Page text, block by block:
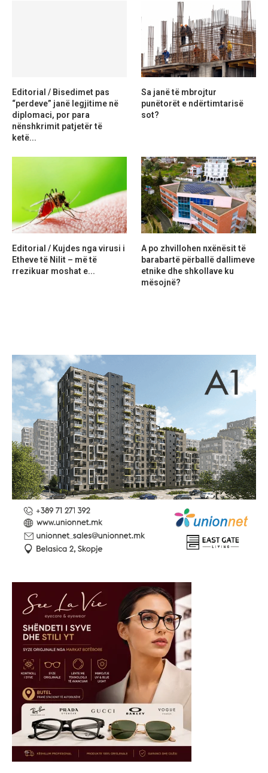
Editorial / Bisedimet pas
“perdeve” janë legjitime në
diplomaci, por para
nënshkrimit patjetër të
ketë...
Sa janë të mbrojtur
punëtorët e ndërtimtarisë
sot?
Editorial / Kujdes nga virusi i
Etheve të Nilit – më të
rrezikuar moshat e...
A po zhvillohen nxënësit të
barabartë përballë dallimeve
etnike dhe shkollave ku
mësojnë?